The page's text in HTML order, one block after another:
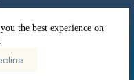
the best experience on